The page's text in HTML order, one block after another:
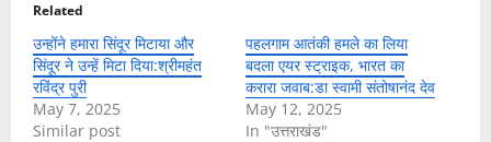
Related
उन्होंने हमारा सिंदूर मिटाया और
सिंदूर ने उन्हें मिटा दिया:श्रीमहंत
रविंद्र पुरी
May 7, 2025
Similar post
पहलगाम आतंकी हमले का लिया
बदला एयर स्ट्राइक, भारत का
करारा जवाब:डा स्वामी संतोषानंद देव
May 12, 2025
In "उत्तराखंड"